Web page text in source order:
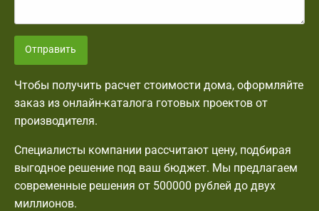
Отправить
Чтобы получить расчет стоимости дома, оформляйте
заказ из онлайн-каталога готовых проектов от
производителя.
Специалисты компании рассчитают цену, подбирая
выгодное решение под ваш бюджет. Мы предлагаем
современные решения от 500000 рублей до двух
миллионов.